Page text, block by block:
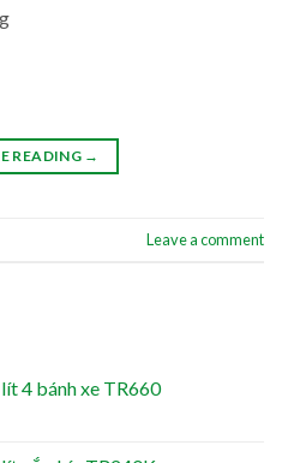
READING →
Leave a comment
4 bánh xe TR660